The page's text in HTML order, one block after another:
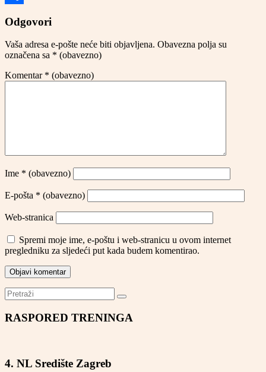
Odgovori
Vaša adresa e-pošte neće biti objavljena. Obavezna polja su
označena sa * (obavezno)
Komentar * (obavezno)
Ime * (obavezno)
E-pošta * (obavezno)
Web-stranica
Spremi moje ime, e-poštu i web-stranicu u ovom internet
pregledniku za sljedeći put kada budem komentirao.
RASPORED TRENINGA
4. NL Središte Zagreb